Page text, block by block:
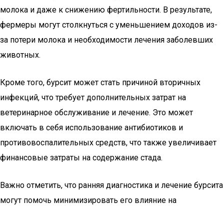
молока и даже к снижению фертильности. В результате,
фермеры могут столкнуться с уменьшением доходов из-
за потери молока и необходимости лечения заболевших
животных.
Кроме того, бурсит может стать причиной вторичных
инфекций, что требует дополнительных затрат на
ветеринарное обслуживание и лечение. Это может
включать в себя использование антибиотиков и
противовоспалительных средств, что также увеличивает
финансовые затраты на содержание стада.
Важно отметить, что ранняя диагностика и лечение бурсита
могут помочь минимизировать его влияние на